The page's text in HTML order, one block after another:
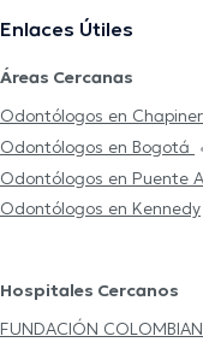
Enlaces Útiles
Áreas Cercanas
Odontólogos en
Odontólogos en Bogotá
Odontólogos en Puente
Odontólogos en Kennedy
Hospitales Cercanos
FUNDACIÓN